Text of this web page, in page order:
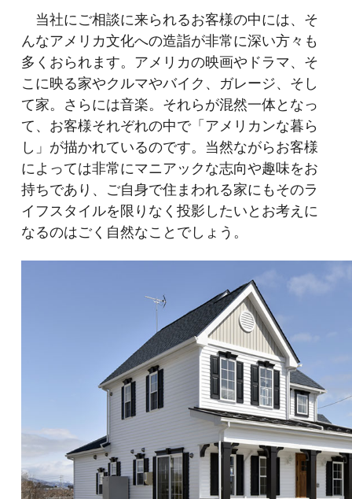
当社にご相談に来られるお客様の中には、そ
んなアメリカ文化への造詣が非常に深い方々も
多くおられます。アメリカの映画やドラマ、そ
こに映る家やクルマやバイク、ガレージ、そし
て家。さらには音楽。それらが混然一体となっ
て、お客様それぞれの中で「アメリカンな暮ら
し」が描かれているのです。当然ながらお客様
によっては非常にマニアックな志向や趣味をお
持ちであり、ご自身で住まわれる家にもそのラ
イフスタイルを限りなく投影したいとお考えに
なるのはごく自然なことでしょう。